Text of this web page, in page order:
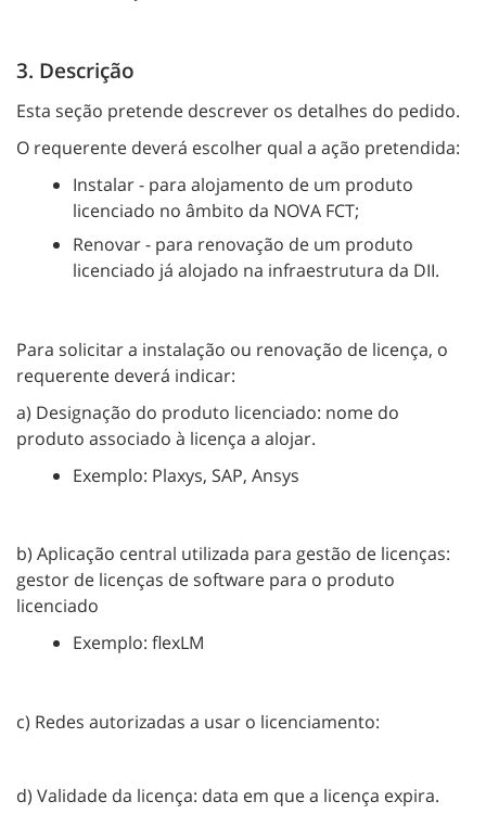
3. Descrição
Esta seção pretende descrever os detalhes do pedido.
O requerente deverá escolher qual a ação pretendida:
Instalar - para alojamento de um produto
licenciado no âmbito da NOVA FCT;
Renovar - para renovação de um produto
licenciado já alojado na infraestrutura da DII.
Para solicitar a instalação ou renovação de licença, o
requerente deverá indicar:
a) Designação do produto licenciado: nome do
produto associado à licença a alojar.
Exemplo: Plaxys, SAP, Ansys
b) Aplicação central utilizada para gestão de licenças:
gestor de licenças de software para o produto
licenciado
Exemplo: flexLM
c) Redes autorizadas a usar o licenciamento:
d) Validade da licença: data em que a licença expira.